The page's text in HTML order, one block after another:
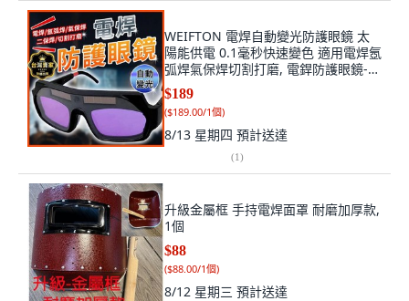
WEIFTON 電焊自動變光防護眼鏡 太
陽能供電 0.1毫秒快速變色 適用電焊氬
弧焊氣保焊切割打磨, 電銲防護眼鏡-
黑, 1個
$189
($189.00/1個)
8/13 星期四 預計送達
(1)
升級金屬框 手持電焊面罩 耐磨加厚款,
1個
$88
($88.00/1個)
8/12 星期三 預計送達